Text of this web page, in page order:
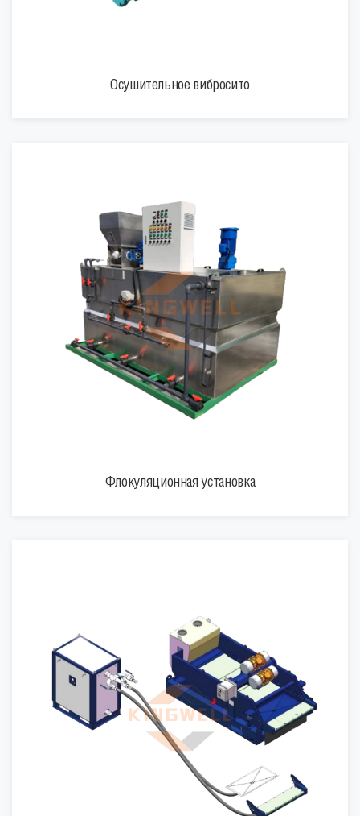
Осушительное вибросито
Флокуляционная установка